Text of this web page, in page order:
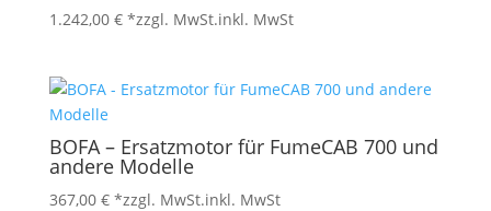
1.242,00 € *zzgl. MwSt.inkl. MwSt
BOFA – Ersatzmotor für FumeCAB 700 und
andere Modelle
367,00 € *zzgl. MwSt.inkl. MwSt